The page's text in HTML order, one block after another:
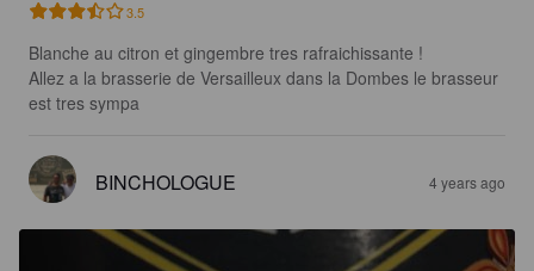
3.5
Blanche au citron et gingembre tres rafraichissante !
Allez a la brasserie de Versailleux dans la Dombes le brasseur
est tres sympa
BINCHOLOGUE 4 years ago